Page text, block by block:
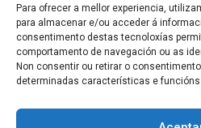
Para ofrecer a mellor experiencia,
para almacenar e/ou acceder á
consentimento destas tecnoloxías
comportamento de navegación ou as
Non consentir ou retirar o
determinadas características e funcións.